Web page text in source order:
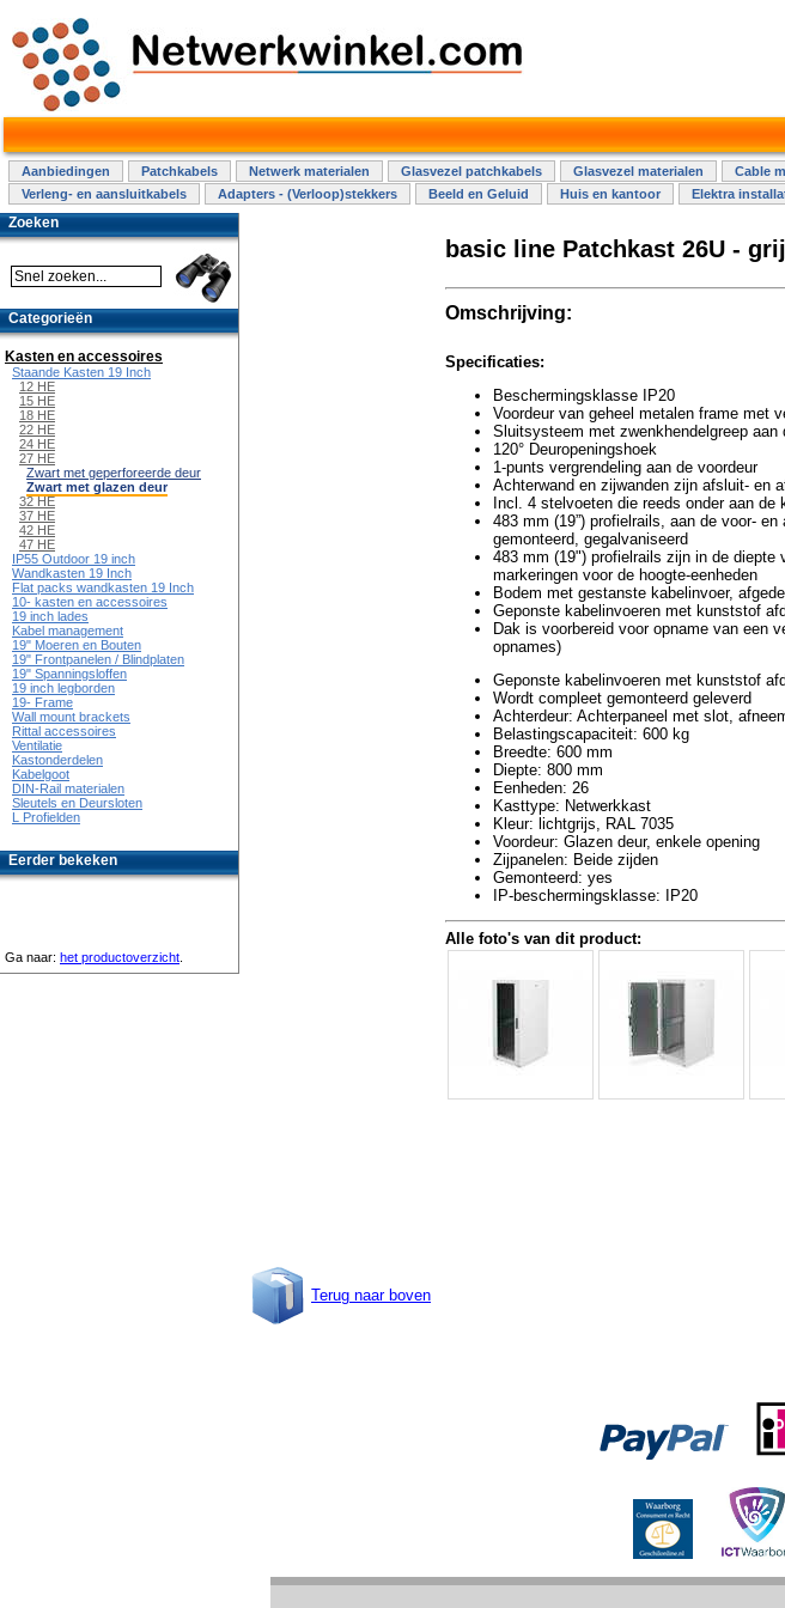
Aanbiedingen Patchkabels Netwerk materialen Glasvezel patchkabels Glasvezel materialen Cable
Verleng- en aansluitkabels
Adapters - (Verloop)stekkers Beeld en Geluid Huis en kantoor Elektra
basic line Patchkast 26U -
Omschrijving:
Specificaties:
Beschermingsklasse IP20
Voordeur van geheel metalen frame met
Sluitsysteem met zwenkhendelgreep aan
120° Deuropeningshoek
1-punts vergrendeling aan de voordeur
Achterwand en zijwanden zijn afsluit- en
Incl. 4 stelvoeten die reeds onder aan de
483 mm (19”) profielrails, aan de voor-
gemonteerd, gegalvaniseerd
483 mm (19") profielrails zijn in de diepte
markeringen voor de hoogte-eenheden
Bodem met gestanste kabelinvoer,
Geponste kabelinvoeren met kunststof
Dak is voorbereid voor opname van een
opnames)
Geponste kabelinvoeren met kunststof
Wordt compleet gemonteerd geleverd
Achterdeur: Achterpaneel met slot,
Belastingscapaciteit: 600 kg
Breedte: 600 mm
Diepte: 800 mm
Eenheden: 26
Kasttype: Netwerkkast
Kleur: lichtgrijs, RAL 7035
Voordeur: Glazen deur, enkele opening
Zijpanelen: Beide zijden
Gemonteerd: yes
IP-beschermingsklasse: IP20
Alle foto's van dit product:
Terug naar boven
Zoeken
Categorieën
Kasten en accessoires
Staande Kasten 19 Inch
12 HE
15 HE
18 HE
22 HE
24 HE
27 HE
Zwart met geperforeerde deur
Zwart met glazen deur
32 HE
37 HE
42 HE
47 HE
IP55 Outdoor 19 inch
Wandkasten 19 Inch
Flat packs wandkasten 19 Inch
10- kasten en accessoires
19 inch lades
Kabel management
19" Moeren en Bouten
19" Frontpanelen / Blindplaten
19" Spanningsloffen
19 inch legborden
19- Frame
Wall mount brackets
Rittal accessoires
Ventilatie
Kastonderdelen
Kabelgoot
DIN-Rail materialen
Sleutels en Deursloten
L Profielden
Eerder bekeken
Ga naar: het productoverzicht